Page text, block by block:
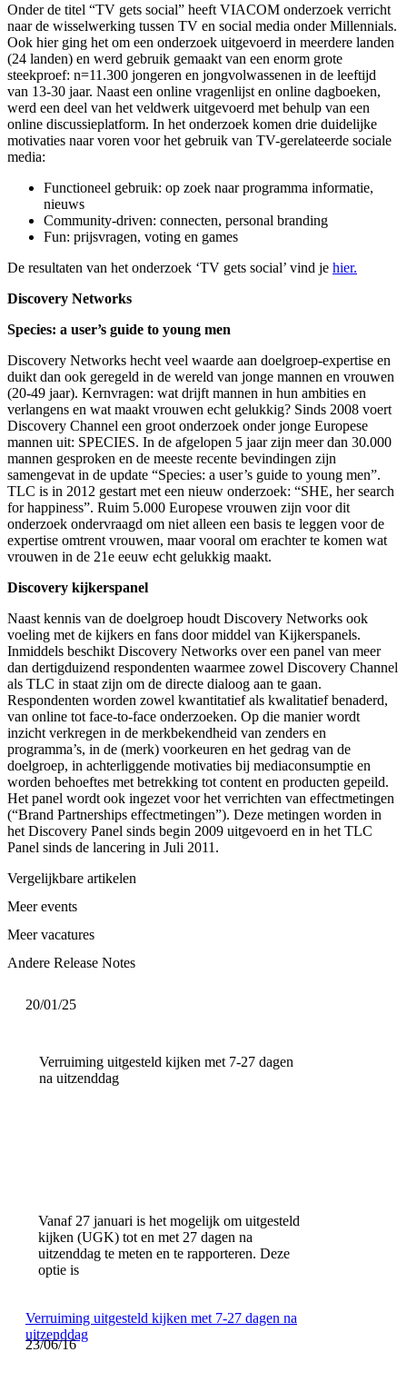
Onder de titel “TV gets social” heeft VIACOM onderzoek verricht
naar de wisselwerking tussen TV en social media onder Millennials.
Ook hier ging het om een onderzoek uitgevoerd in meerdere landen
(24 landen) en werd gebruik gemaakt van een enorm grote
steekproef: n=11.300 jongeren en jongvolwassenen in de leeftijd
van 13-30 jaar. Naast een online vragenlijst en online dagboeken,
werd een deel van het veldwerk uitgevoerd met behulp van een
online discussieplatform. In het onderzoek komen drie duidelijke
motivaties naar voren voor het gebruik van TV-gerelateerde sociale
media:
Functioneel gebruik: op zoek naar programma informatie,
nieuws
Community-driven: connecten, personal branding
Fun: prijsvragen, voting en games
De resultaten van het onderzoek ‘TV gets social’ vind je hier.
Discovery Networks
Species: a user’s guide to young men
Discovery Networks hecht veel waarde aan doelgroep-expertise en
duikt dan ook geregeld in de wereld van jonge mannen en vrouwen
(20-49 jaar). Kernvragen: wat drijft mannen in hun ambities en
verlangens en wat maakt vrouwen echt gelukkig? Sinds 2008 voert
Discovery Channel een groot onderzoek onder jonge Europese
mannen uit: SPECIES. In de afgelopen 5 jaar zijn meer dan 30.000
mannen gesproken en de meeste recente bevindingen zijn
samengevat in de update “Species: a user’s guide to young men”.
TLC is in 2012 gestart met een nieuw onderzoek: “SHE, her search
for happiness”. Ruim 5.000 Europese vrouwen zijn voor dit
onderzoek ondervraagd om niet alleen een basis te leggen voor de
expertise omtrent vrouwen, maar vooral om erachter te komen wat
vrouwen in de 21e eeuw echt gelukkig maakt.
Discovery kijkerspanel
Naast kennis van de doelgroep houdt Discovery Networks ook
voeling met de kijkers en fans door middel van Kijkerspanels.
Inmiddels beschikt Discovery Networks over een panel van meer
dan dertigduizend respondenten waarmee zowel Discovery Channel
als TLC in staat zijn om de directe dialoog aan te gaan.
Respondenten worden zowel kwantitatief als kwalitatief benaderd,
van online tot face-to-face onderzoeken. Op die manier wordt
inzicht verkregen in de merkbekendheid van zenders en
programma’s, in de (merk) voorkeuren en het gedrag van de
doelgroep, in achterliggende motivaties bij mediaconsumptie en
worden behoeftes met betrekking tot content en producten gepeild.
Het panel wordt ook ingezet voor het verrichten van effectmetingen
(“Brand Partnerships effectmetingen”). Deze metingen worden in
het Discovery Panel sinds begin 2009 uitgevoerd en in het TLC
Panel sinds de lancering in Juli 2011.
Vergelijkbare artikelen
Meer events
Meer vacatures
Andere Release Notes
20/01/25
Verruiming uitgesteld kijken met 7-27 dagen
na uitzenddag
Vanaf 27 januari is het mogelijk om uitgesteld
kijken (UGK) tot en met 27 dagen na
uitzenddag te meten en te rapporteren. Deze
optie is
Verruiming uitgesteld kijken met 7-27 dagen na
uitzenddag
23/06/16